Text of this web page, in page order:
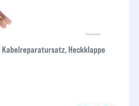
Kabelreparatursatz, Heckklappe